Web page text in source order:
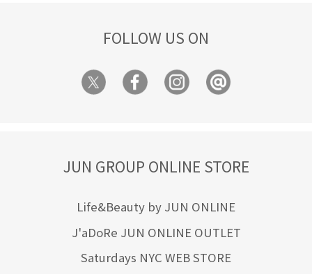
FOLLOW US ON
JUN GROUP ONLINE STORE
Life&Beauty by JUN ONLINE
J'aDoRe JUN ONLINE OUTLET
Saturdays NYC WEB STORE